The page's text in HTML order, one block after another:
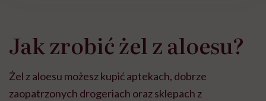
Jak zrobić żel z aloesu?
Żel z aloesu możesz kupić aptekach, dobrze
zaopatrzonych drogeriach oraz sklepach z